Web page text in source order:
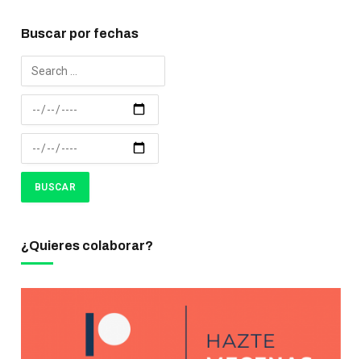
Buscar por fechas
¿Quieres colaborar?